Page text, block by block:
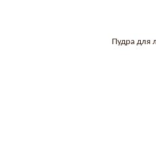
Пудра для